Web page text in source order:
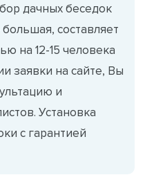
дачных беседок
составляет
на 12-15 человека
заявки на сайте, Вы
и
Установка
с гарантией